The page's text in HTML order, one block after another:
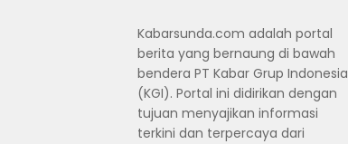
Kabarsunda.com adalah portal
berita yang bernaung di bawah
bendera PT Kabar Grup Indonesia
(KGI). Portal ini didirikan dengan
tujuan menyajikan informasi
terkini dan terpercaya dari